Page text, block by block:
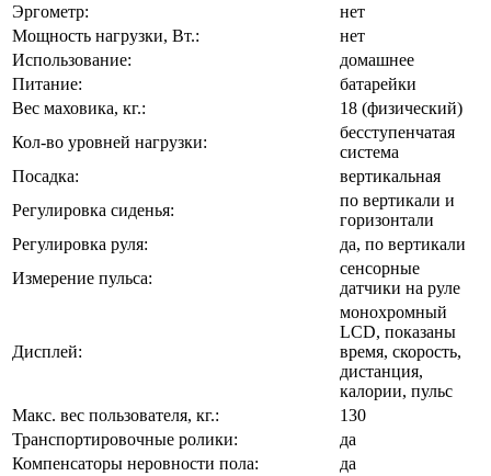
Эргометр:
нет
Мощность нагрузки, Вт.:
нет
Использование:
домашнее
Питание:
батарейки
Вес маховика, кг.:
18 (физический)
Кол-во уровней нагрузки:
бесступенчатая
система
Посадка:
вертикальная
Регулировка сиденья:
по вертикали и
горизонтали
Регулировка руля:
да, по вертикали
Измерение пульса:
сенсорные
датчики на руле
Дисплей:
монохромный
LCD, показаны
время, скорость,
дистанция,
калории, пульс
Макс. вес пользователя, кг.:
130
Транспортировочные ролики:
да
Компенсаторы неровности пола:
да